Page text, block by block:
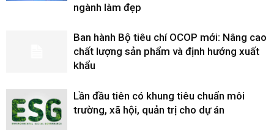
ngành làm đẹp
Ban hành Bộ tiêu chí OCOP mới: Nâng cao
chất lượng sản phẩm và định hướng xuất
khẩu
Lần đầu tiên có khung tiêu chuẩn môi
trường, xã hội, quản trị cho dự án